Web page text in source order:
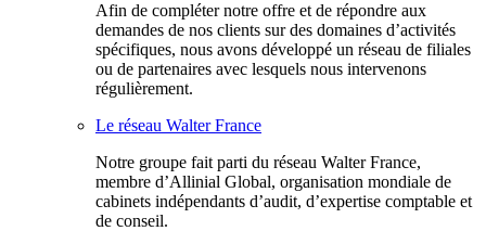
Afin de compléter notre offre et de répondre aux
demandes de nos clients sur des domaines d’activités
spécifiques, nous avons développé un réseau de filiales
ou de partenaires avec lesquels nous intervenons
régulièrement.
Le réseau Walter France
Notr​e groupe fait parti du réseau Walter France,
membre d’Allinial Global, organisation mondiale de
cabinets indépendants d’audit, d’expertise comptable et
de conseil.